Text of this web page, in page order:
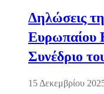
Δηλώσεις
Ευρωπαίου
Συνέδριο
15 Δεκεμβρίου